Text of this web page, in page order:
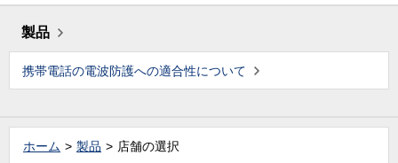
製品
携帯電話の電波防護への適合性について
ホーム 製品 店舗の選択